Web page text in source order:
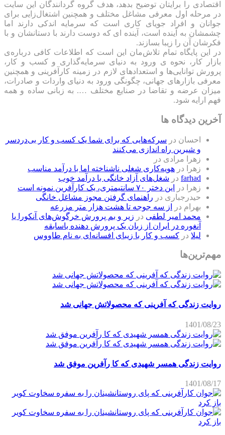
اقتصادی را برایتان توضیح بدهد، هدف گروه گردانندگان این سایت
در مرحله اول معرفی مشاغل مختلف و همچنین اشتغال‌زایی برای
جوانان و افراد جویای کاری است که سرمایه اندکی دارند اما
چشمشان به آینده است، آینده ای که دوست دارند با دستانشان و با
فکرشان آن را زیبا بسازند.
در این پایگاه تمام تلاش‌مان این است که ‌اطلاعات کافی درباره‌ی
بازار کار، نحوه ی ورود به دنیای سرمایه‌گذاری و کسب و کار،
پرورش توانایی‌ها و استعدادهای لازم در زمینه کارآفرینی و همچنین
معرفی بازارهای جهانی، چگونگی ورود به دنیای واردات و صادرات،
میزان عرضه و تقاضا در صنایع مختلف …. به زبانی ساده و همه
فهم ارایه شود.
آخرین دیدگاه ها
احسان در سرکه‌هایی که برای شما یک کسب و کار بی‌دردسر
و شیرین راه اندازی می‌کنند
زهرا مرادی در
زهرا
در هویه‌کاری شغلی ناشناخته اما با درآمد مناسب
farhad در شغل‌های آزاد خانگی با درآمد خوب
زهرا
در
این دختر ۷۰ سانتیمتری، یک کارآفرین نمونه است
حیدرجباری در راهنمای گرفتن مجوز مشاغل خانگی
بهرام در
از سه جوجه تا هشت هزار متر مزرعه
محمد امیر لطفی در زیر و بم پرورش خرگوش‌های آنکورا یا
آنغوره در ایران از زبان یک پرورش دهنده باسابقه
لیلا در کسب و کار با زیبای افسانه‌ای به نام طاووس
مهم‌ترین‌ها
روایت زندگی که آفرینی که محصولاتش جهانی شد
1401/08/23
روایت زندگی همسر شهیدی که کا رآفرین موفق شد
1401/08/17